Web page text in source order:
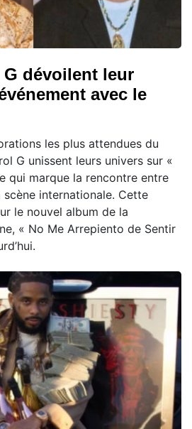
G dévoilent leur
avec le
les plus attendues du
G unissent leurs univers sur «
qui marque la rencontre entre
internationale. Cette
le nouvel album de la
« No Me Arrepiento de Sentir